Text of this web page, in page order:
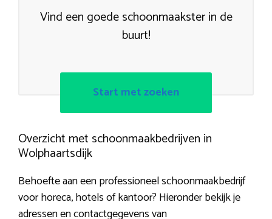
Vind een goede schoonmaakster in de
buurt!
Start met zoeken
Overzicht met schoonmaakbedrijven in
Wolphaartsdijk
Behoefte aan een professioneel schoonmaakbedrijf
voor horeca, hotels of kantoor? Hieronder bekijk je
adressen en contactgegevens van